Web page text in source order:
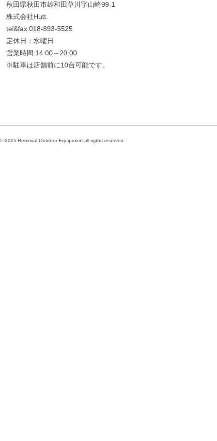
秋田県秋田市雄和田草川字山崎99-1
株式会社Hutt.
tel&fax:018-893-5525
定休日：水曜日
営業時間:14:00～20:00
※駐車は店舗前に10台可能です。
© 2005 Removal Outdoor Equipment all rigths reserved.